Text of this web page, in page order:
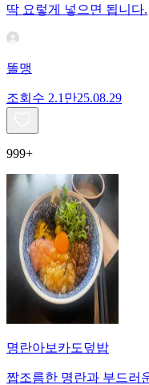
딱 요렇게 넣으면 됩니다.
똘맹
조회수 2.1만25.08.29
999+
명란아보카도덮밥
짭조름한 명란과 부드러